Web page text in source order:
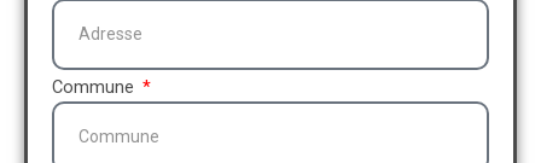
Commune